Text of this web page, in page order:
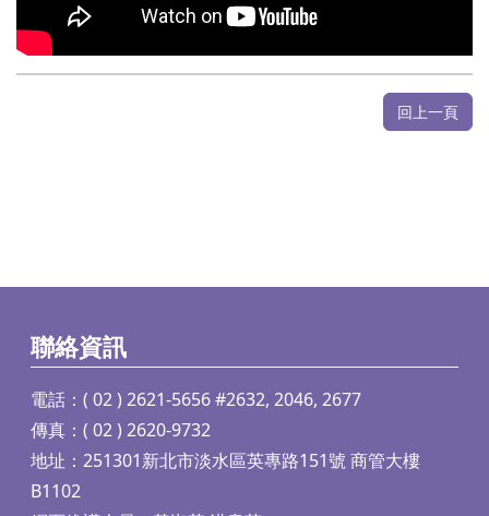
回上一頁
聯絡資訊
電話：( 02 ) 2621-5656 #2632, 2046, 2677
傳真：( 02 ) 2620-9732
地址：251301新北市淡水區英專路151號 商管大樓
B1102